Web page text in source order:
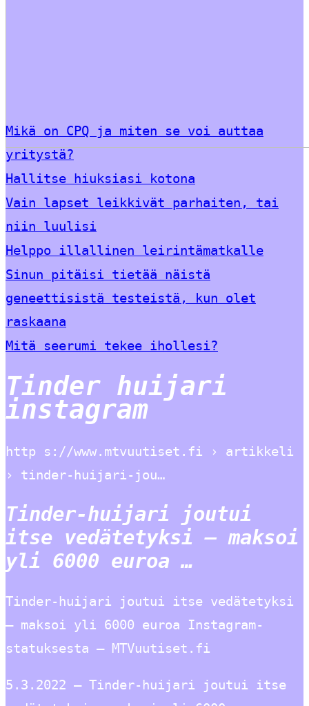
Mikä on CPQ ja miten se voi auttaa
yritystä?
Hallitse hiuksiasi kotona
Vain lapset leikkivät parhaiten, tai
niin luulisi
Helppo illallinen leirintämatkalle
Sinun pitäisi tietää näistä
geneettisistä testeistä, kun olet
raskaana
Mitä seerumi tekee ihollesi?
Tinder huijari
instagram
http s://www.mtvuutiset.fi › artikkeli
› tinder-huijari-jou…
Tinder-huijari joutui
itse vedätetyksi – maksoi
yli 6000 euroa …
Tinder-huijari joutui itse vedätetyksi
– maksoi yli 6000 euroa Instagram-
statuksesta – MTVuutiset.fi
5.3.2022 — Tinder-huijari joutui itse